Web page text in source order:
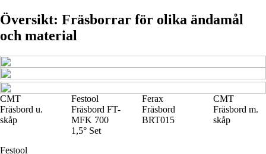
Översikt: Fräsborrar för olika ändamål
och material
CMT
Fräsbord u.
skåp
Festool
Fräsbord FT-
MFK 700
1,5° Set
Ferax
Fräsbord
BRT015
CMT
Fräsbord m.
skåp
Festool